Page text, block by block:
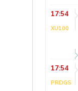
17:54
XU100
17:54
PRDGS